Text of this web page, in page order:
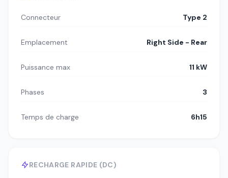
Connecteur Type 2
Emplacement Right Side - Rear
Puissance max 11 kW
Phases 3
Temps de charge 6h15
RECHARGE RAPIDE (DC)